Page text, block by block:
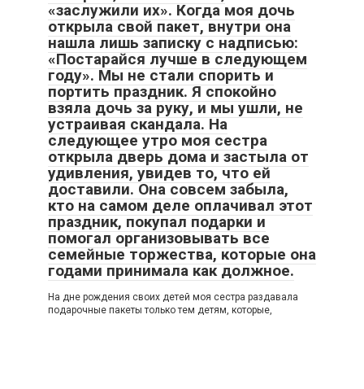
«заслужили их». Когда моя дочь
открыла свой пакет, внутри она
нашла лишь записку с надписью:
«Постарайся лучше в следующем
году». Мы не стали спорить и
портить праздник. Я спокойно
взяла дочь за руку, и мы ушли, не
устраивая скандала. На
следующее утро моя сестра
открыла дверь дома и застыла от
удивления, увидев то, что ей
доставили. Она совсем забыла,
кто на самом деле оплачивал этот
праздник, покупал подарки и
помогал организовывать все
семейные торжества, которые она
годами принимала как должное.
На дне рождения своих детей моя сестра раздавала
подарочные пакеты только тем детям, которые,